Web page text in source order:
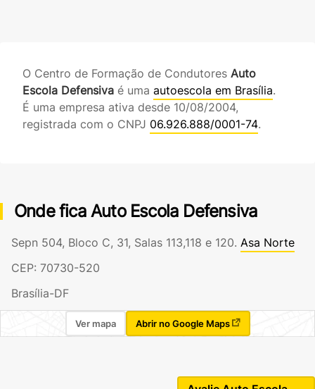
O Centro de Formação de Condutores Auto
Escola Defensiva é uma autoescola em Brasília.
É uma empresa ativa desde 10/08/2004,
registrada com o CNPJ 06.926.888/0001-74.
Onde fica Auto Escola Defensiva
Sepn 504, Bloco C, 31, Salas 113,118 e 120. Asa Norte
CEP: 70730-520
Brasília-DF
Ver mapa Abrir no Google Maps